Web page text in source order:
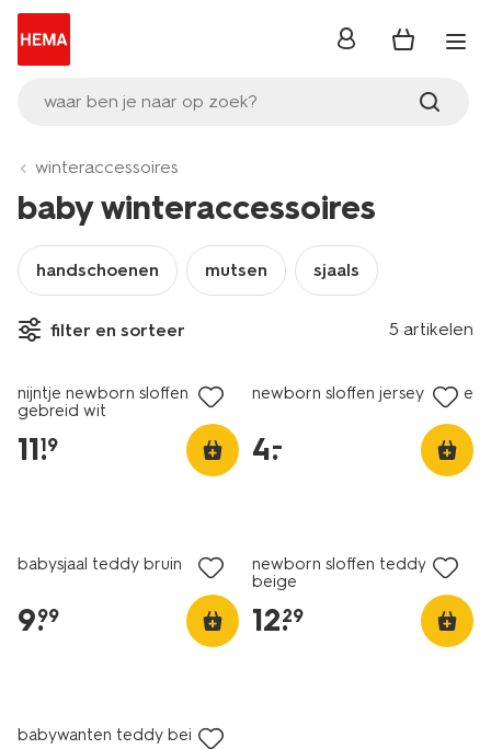
waar ben je naar op zoek?
inloggen
winteraccessoires
baby winteraccessoires
handschoenen mutsen sjaals
filter en sorteer 5 artikelen
nijntje newborn sloffen
gebreid wit
11.
19
newborn sloffen jersey beige
4.
–
babysjaal teddy bruin
9.
99
newborn sloffen teddy
beige
12.
29
babywanten teddy beige